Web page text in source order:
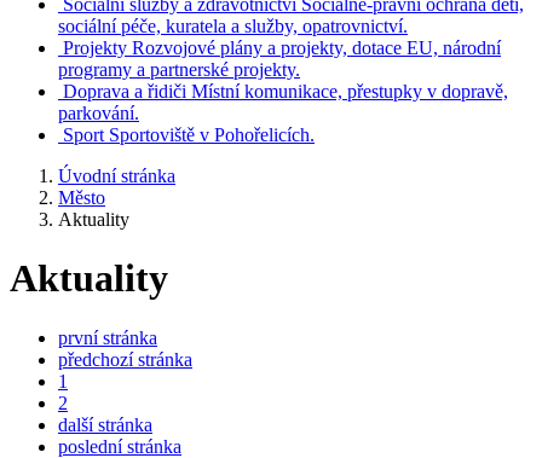
Sociální služby a zdravotnictví Sociálně-právní ochrana dětí,
sociální péče, kuratela a služby, opatrovnictví.
Projekty Rozvojové plány a projekty, dotace EU, národní
programy a partnerské projekty.
Doprava a řidiči Místní komunikace, přestupky v dopravě,
parkování.
Sport Sportoviště v Pohořelicích.
Úvodní stránka
Město
Aktuality
Aktuality
první stránka
předchozí stránka
1
2
další stránka
poslední stránka